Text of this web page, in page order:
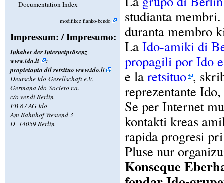
Documentation Index
modifikez flanko-bendo
Impressum: / Impresumo:
Inhaber der Internetpräsenz
www.ido.li
:
propietanto dil retsituo www.ido.li
Deutsche Ido-Gesellschaft e.V.
Germana Ido-Societo r.a.
c/o ver.di Berlin
FB 8 / AG Ido
Am Bahnhof Westend 3
D- 14059 Berlin
studianta
duranta membro
La Ido-amiki di
propagili por Ido
e la retsituo ,
reprezentante
Se per Internet
kontakti kreas
rapida progresi
Pluse nur
Konseque